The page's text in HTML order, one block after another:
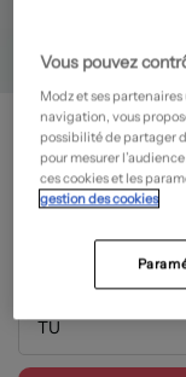
JOLI VOYAGE
Trousse de toilette -
15,00€
Guide des tailles
TU
Vous pouvez
Modz et ses
navigation, vous
possibilité de partager
pour mesurer
ces cookies et les
gestion des cookies